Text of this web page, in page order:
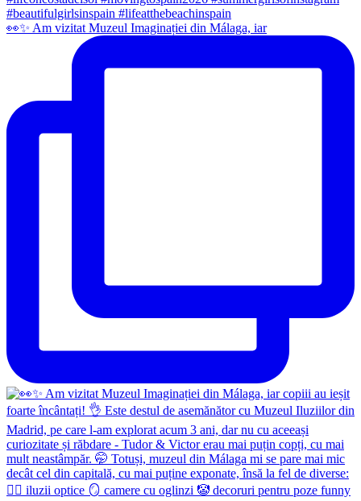
👀✨️ Am vizitat Muzeul Imaginației din Málaga, iar